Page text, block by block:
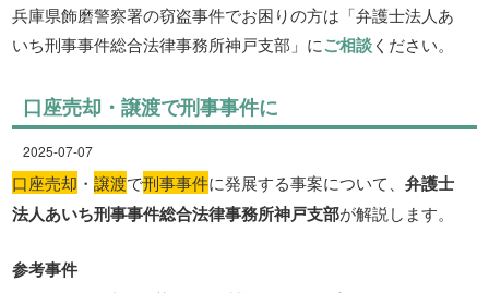
兵庫県飾磨警察署の窃盗事件でお困りの方は「弁護士法人あ
いち刑事事件総合法律事務所神戸支部」にご相談ください。
口座売却・譲渡で刑事事件に
2025-07-07
口座売却 ・譲渡で刑事事件に発展する事案について、弁護士
法人あいち刑事事件総合法律事務所神戸支部が解説します。
参考事件